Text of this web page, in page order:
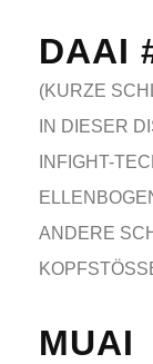
DAAI
(KURZE
IN DIESER
INFIGHT-
ANDERE
MUAI